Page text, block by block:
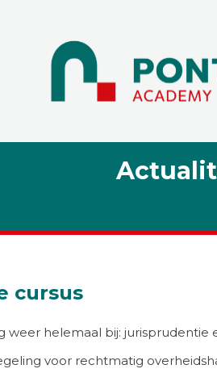
cursus
weer helemaal bij:
voor rechtmatig